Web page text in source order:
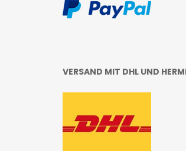
VERSAND MIT DHL UND